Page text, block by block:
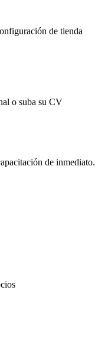
de tienda
o suba su CV
de inmediato.